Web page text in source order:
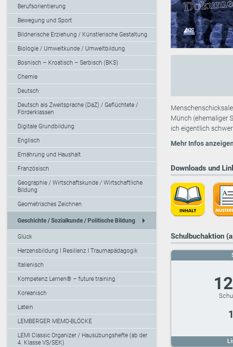
Berufsorientierung
Bewegung und Sport
Bildnerische Erziehung / Künstlerische Gestaltung
Biologie / Umweltkunde / Umweltbildung
Bosnisch – Kroatisch – Serbisch (BKS)
Chemie
Deutsch
Deutsch als Zweitsprache (DaZ) / Geflüchtete /
Förderklassen
Digitale Grundbildung
Englisch
Ernährung und Haushalt
Französisch
Geographie / Wirtschaftskunde / Wirtschaftliche
Bildung
Geometrisches Zeichnen
Geschichte / Sozialkunde / Politische Bildung arrow_right
Glück
Herzensbildung I Resilienz I Traumapädagogik
Italienisch
Kompetenz Lernen® – future training
Koreanisch
Latein
LEMBERGER MEMO-BLÖCKE
LEMI Classic Organizer / Hausübungshefte (ab der
4. Klasse VS/SEK)
Münch (ehemaliger
ich eigentlich
Mehr Infos anzeigen
Downloads und
Schulbuchaktion